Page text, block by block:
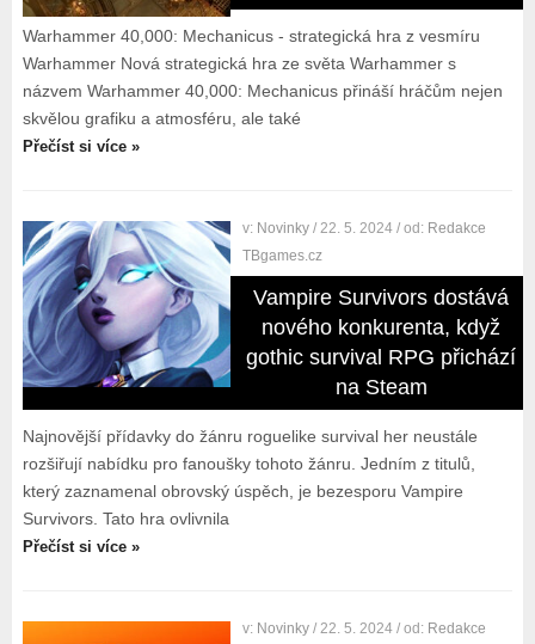
Warhammer 40,000: Mechanicus - strategická hra z vesmíru
Warhammer Nová strategická hra ze světa Warhammer s
názvem Warhammer 40,000: Mechanicus přináší hráčům nejen
skvělou grafiku a atmosféru, ale také
Přečíst si více »
v: Novinky / 22. 5. 2024 / od: Redakce
TBgames.cz
Vampire Survivors dostává
nového konkurenta, když
gothic survival RPG přichází
na Steam
Najnovější přídavky do žánru roguelike survival her neustále
rozšiřují nabídku pro fanoušky tohoto žánru. Jedním z titulů,
který zaznamenal obrovský úspěch, je bezesporu Vampire
Survivors. Tato hra ovlivnila
Přečíst si více »
v: Novinky / 22. 5. 2024 / od: Redakce